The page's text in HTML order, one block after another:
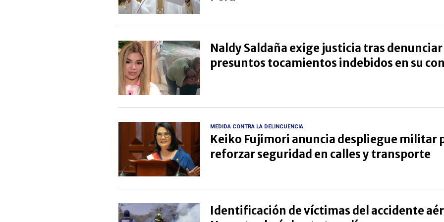
Naldy Saldaña exige justicia tras denunciar
presuntos tocamientos indebidos en su
MEDIDA CONTRA LA DELINCUENCIA
Keiko Fujimori anuncia despliegue militar
reforzar seguridad en calles y transporte
Identificación de víctimas del accidente